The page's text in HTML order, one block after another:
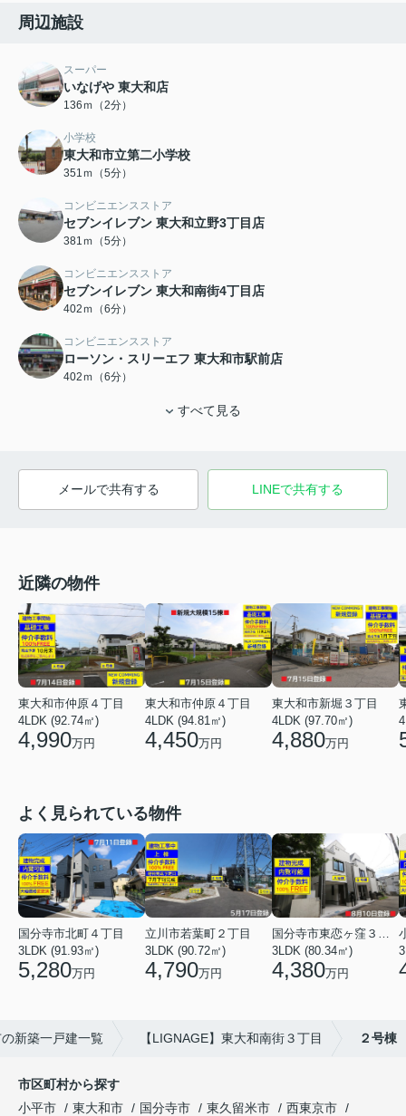
周辺施設
スーパー
いなげや 東大和店
136ｍ（2分）
小学校
東大和市立第二小学校
351ｍ（5分）
コンビニエンスストア
セブンイレブン 東大和立野3丁目店
381ｍ（5分）
コンビニエンスストア
セブンイレブン 東大和南街4丁目店
402ｍ（6分）
コンビニエンスストア
ローソン・スリーエフ 東大和市駅前店
402ｍ（6分）
すべて見る
メールで共有する LINEで共有する
近隣の物件
東大和市仲原４丁目
4LDK (92.74㎡)
4,990万円
東大和市仲原４丁目
4LDK (94.81㎡)
4,450万円
東大和市新堀３丁目
4LDK (97.70㎡)
4,880万円
よく見られている物件
国分寺市北町４丁目
3LDK (91.93㎡)
5,280万円
立川市若葉町２丁目
3LDK (90.72㎡)
4,790万円
3LDK (80.34㎡)
4,380万円
新築一戸建一覧 【LIGNAGE】東大和南街３丁目 ２号棟
市区町村から探す
小平市
東大和市 国分寺市 東久留米市
西東京市